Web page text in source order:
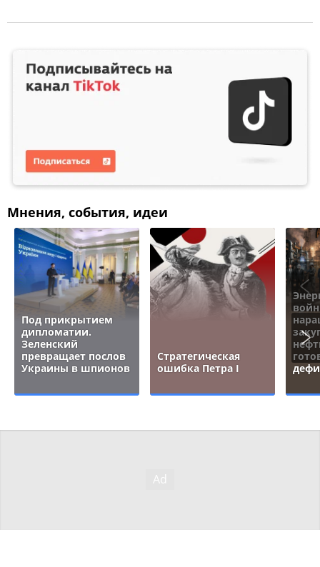
Мнения, события, идеи
Под прикрытием
дипломатии.
Зеленский
превращает послов
Украины в шпионов
Стратегическая
ошибка Петра I